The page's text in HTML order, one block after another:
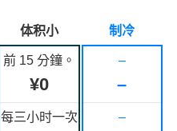
体积小 制冷
前 15 分鐘。
¥0
每三小时一次
–
–
–